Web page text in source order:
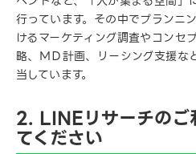
行っています。その中でプランニ
けるマーケティング調査やコンセ
略、ＭＤ計画、リーシング支援な
当しています。
2. LINEリサーチのご
てください